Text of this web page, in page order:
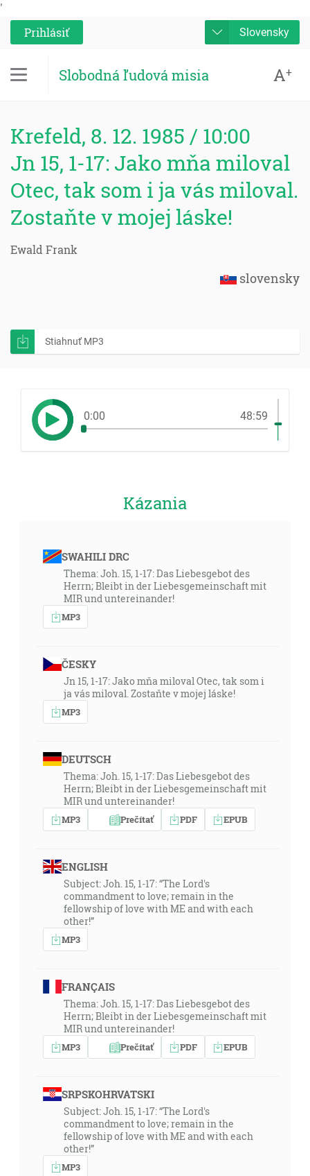
'
Prihlásiť
Slovensky
Slobodná ľudová misia A+
Krefeld, 8. 12. 1985 / 10:00
Jn 15, 1-17: Jako mňa miloval
Otec, tak som i ja vás miloval.
Zostaňte v mojej láske!
Ewald Frank
slovensky
Stiahnuť MP3
0:00 48:59
Kázania
SWAHILI DRC
Thema: Joh. 15, 1-17: Das Liebesgebot des
Herrn; Bleibt in der Liebesgemeinschaft mit
MIR und untereinander!
MP3
ČESKY
Jn 15, 1-17: Jako mňa miloval Otec, tak som i
ja vás miloval. Zostaňte v mojej láske!
MP3
DEUTSCH
Thema: Joh. 15, 1-17: Das Liebesgebot des
Herrn; Bleibt in der Liebesgemeinschaft mit
MIR und untereinander!
MP3 Prečítať PDF EPUB
ENGLISH
Subject: Joh. 15, 1-17: “The Lord's
commandment to love; remain in the
fellowship of love with ME and with each
other!”
MP3
FRANÇAIS
Thema: Joh. 15, 1-17: Das Liebesgebot des
Herrn; Bleibt in der Liebesgemeinschaft mit
MIR und untereinander!
MP3 Prečítať PDF EPUB
SRPSKOHRVATSKI
Subject: Joh. 15, 1-17: “The Lord's
commandment to love; remain in the
fellowship of love with ME and with each
other!”
MP3